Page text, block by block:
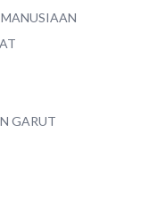
GARUT